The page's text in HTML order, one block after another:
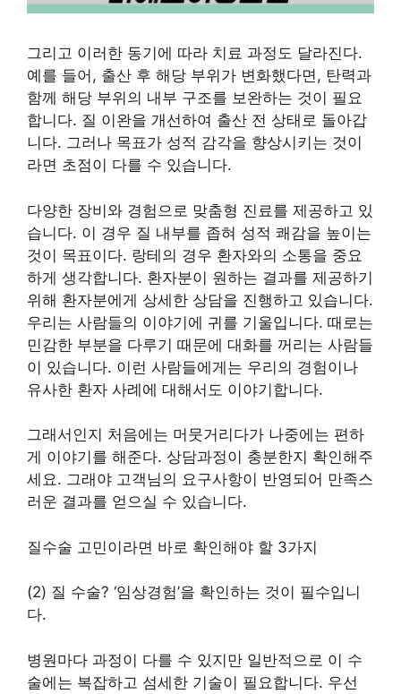
그리고 이러한 동기에 따라 치료 과정도 달라진다.
예를 들어, 출산 후 해당 부위가 변화했다면, 탄력과
함께 해당 부위의 내부 구조를 보완하는 것이 필요
합니다. 질 이완을 개선하여 출산 전 상태로 돌아갑
니다. 그러나 목표가 성적 감각을 향상시키는 것이
라면 초점이 다를 수 있습니다.
다양한 장비와 경험으로 맞춤형 진료를 제공하고 있
습니다. 이 경우 질 내부를 좁혀 성적 쾌감을 높이는
것이 목표이다. 랑테의 경우 환자와의 소통을 중요
하게 생각합니다. 환자분이 원하는 결과를 제공하기
위해 환자분에게 상세한 상담을 진행하고 있습니다.
우리는 사람들의 이야기에 귀를 기울입니다. 때로는
민감한 부분을 다루기 때문에 대화를 꺼리는 사람들
이 있습니다. 이런 사람들에게는 우리의 경험이나
유사한 환자 사례에 대해서도 이야기합니다.
그래서인지 처음에는 머뭇거리다가 나중에는 편하
게 이야기를 해준다. 상담과정이 충분한지 확인해주
세요. 그래야 고객님의 요구사항이 반영되어 만족스
러운 결과를 얻으실 수 있습니다.
질수술 고민이라면 바로 확인해야 할 3가지
(2) 질 수술? ‘임상경험’을 확인하는 것이 필수입니
다.
병원마다 과정이 다를 수 있지만 일반적으로 이 수
술에는 복잡하고 섬세한 기술이 필요합니다. 우선